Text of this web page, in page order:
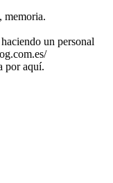
memoria.
un personal
por aquí.